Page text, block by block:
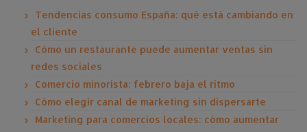
Tendencias consumo España: qué está cambiando en
el cliente
Cómo un restaurante puede aumentar ventas sin
redes sociales
Comercio minorista: febrero baja el ritmo
Cómo elegir canal de marketing sin dispersarte
Marketing para comercios locales: cómo aumentar